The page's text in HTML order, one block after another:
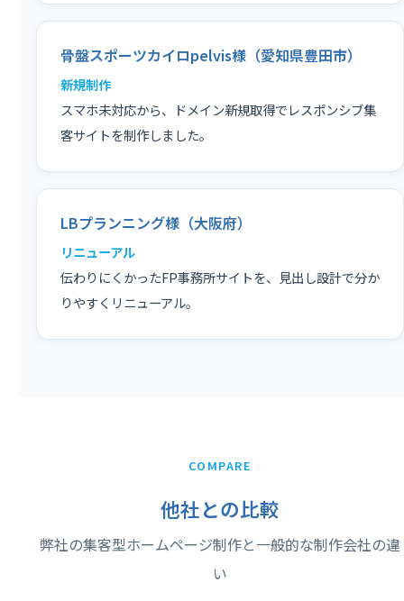
骨盤スポーツカイロpelvis様（愛知県豊田市）
新規制作
スマホ未対応から、ドメイン新規取得でレスポンシブ集
客サイトを制作しました。
LBプランニング様（大阪府）
リニューアル
伝わりにくかったFP事務所サイトを、見出し設計で分か
りやすくリニューアル。
COMPARE
他社との比較
弊社の集客型ホームページ制作と一般的な制作会社の違
い